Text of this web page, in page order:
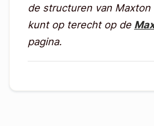
de structuren van
kunt op terecht op de
pagina.